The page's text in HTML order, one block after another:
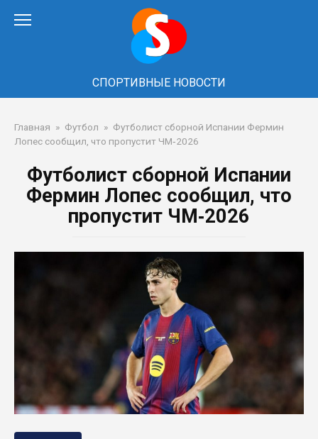
СПОРТИВНЫЕ НОВОСТИ
Главная » Футбол » Футболист сборной Испании Фермин
Лопес сообщил, что пропустит ЧМ‑2026
Футболист сборной Испании
Фермин Лопес сообщил, что
пропустит ЧМ‑2026